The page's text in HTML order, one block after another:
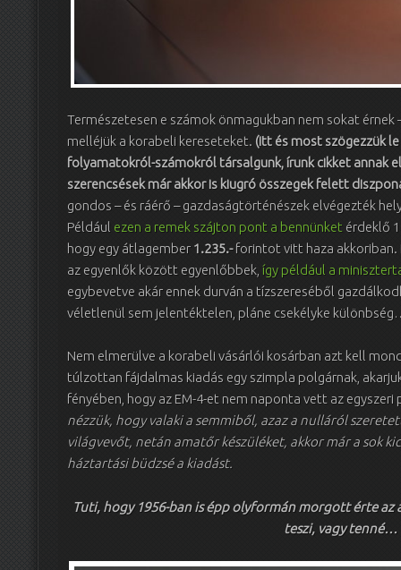
Természetesen e számok önmagukban nem sokat érnek
melléjük a korabeli kereseteket. (Itt és most szögezzük
folyamatokról-számokról társalgunk, írunk cikket annak
szerencsések már akkor is kiugró összegek felett
gondos – és ráérő – gazdaságtörténészek elvégezték
Például ezen a remek szájton pont a bennünket érdeklő
hogy egy átlagember 1.235.-forintot vitt haza akkoriban.
az egyenlők között egyenlőbbek, így például a
egybevetve akár ennek durván a tízszereséből
véletlenül sem jelentéktelen, pláne csekélyke
Nem elmerülve a korabeli vásárlói kosárban azt kell
túlzottan fájdalmas kiadás egy szimpla polgárnak,
fényében, hogy az EM-4-et nem naponta vett az
nézzük, hogy valaki a semmiből, azaz a nulláról
világvevőt, netán amatőr készüléket, akkor már a sok
háztartási büdzsé a kiadást.
Tuti, hogy 1956-ban is épp olyformán morgott érte az
teszi, vagy tenné…